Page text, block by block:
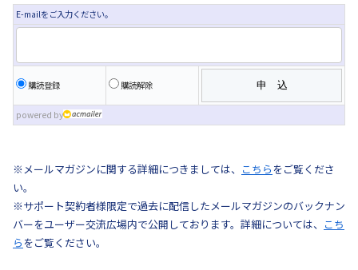
E-mailをご入力ください。
購読登録 購読解除
powered by
※メールマガジンに関する詳細につきましては、 こちら をご覧くださ
い。
※サポート契約者様限定で過去に配信したメールマガジンのバックナン
バーをユーザー交流広場内で公開しております。詳細については、 こち
ら をご覧ください。